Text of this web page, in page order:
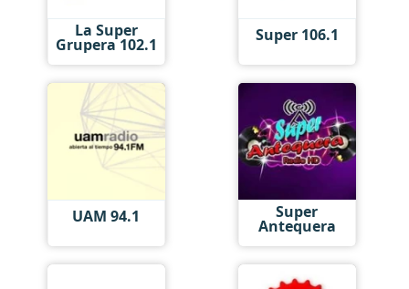
La Super
Grupera 102.1 Super 106.1
UAM 94.1 Super
Antequera